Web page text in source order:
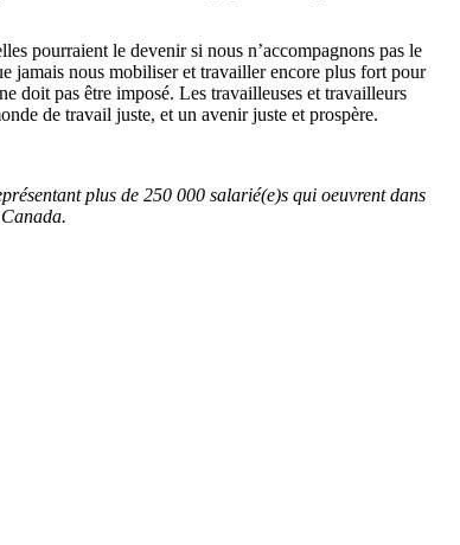
pourraient le devenir si nous n’accompagnons pas le
jamais nous mobiliser et travailler encore plus fort pour
doit pas être imposé. Les travailleuses et travailleurs
de travail juste, et un avenir juste et prospère.
plus de 250 000 salarié(e)s qui oeuvrent dans